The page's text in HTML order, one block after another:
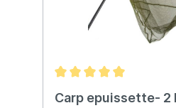
Carp epuissette- 2